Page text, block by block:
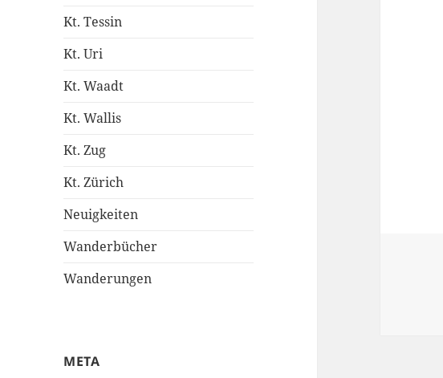
Kt. Tessin
Kt. Uri
Kt. Waadt
Kt. Wallis
Kt. Zug
Kt. Zürich
Neuigkeiten
Wanderbücher
Wanderungen
META